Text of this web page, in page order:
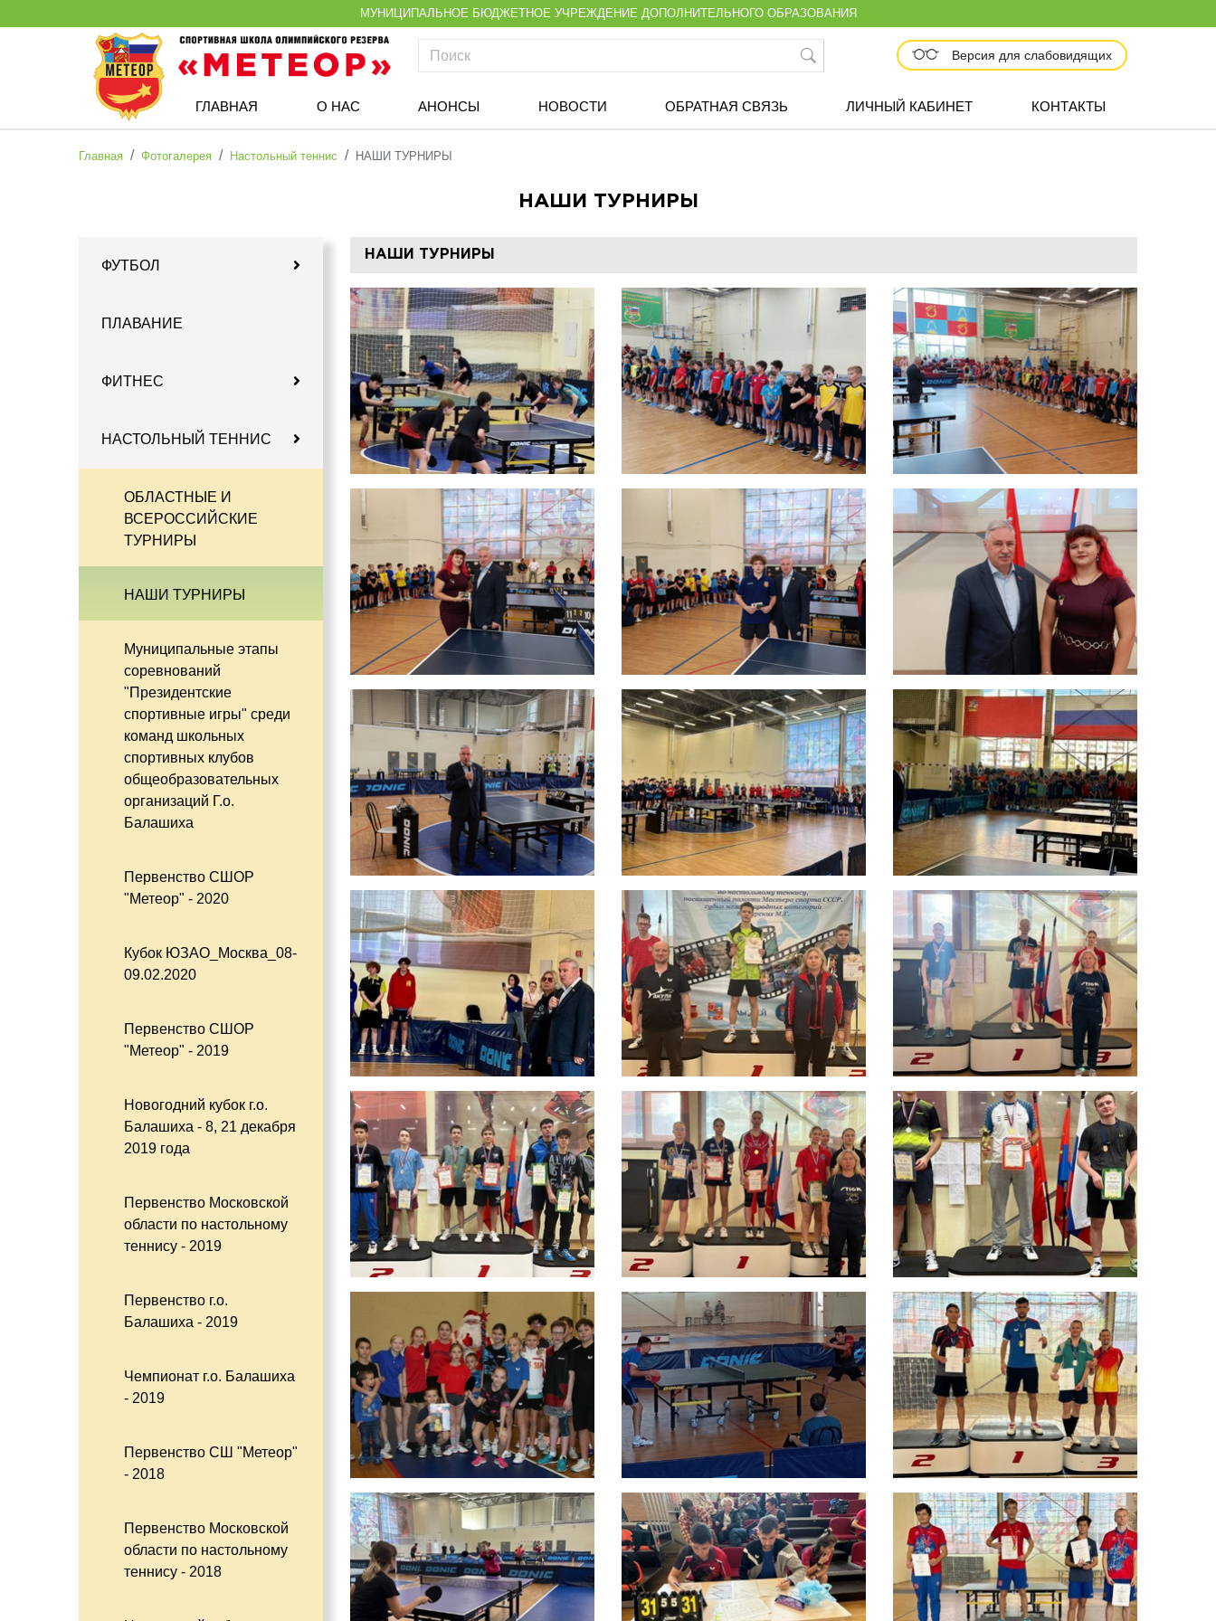
МУНИЦИПАЛЬНОЕ БЮДЖЕТНОЕ УЧРЕЖДЕНИЕ ДОПОЛНИТЕЛЬНОГО ОБРАЗОВАНИЯ
Версия для слабовидящих
ГЛАВНАЯ О НАС АНОНСЫ НОВОСТИ ОБРАТНАЯ СВЯЗЬ ЛИЧНЫЙ КАБИНЕТ КОНТАКТЫ
Главная Фотогалерея Настольный теннис НАШИ ТУРНИРЫ
НАШИ ТУРНИРЫ
ФУТБОЛ
ПЛАВАНИЕ
ФИТНЕС
НАСТОЛЬНЫЙ ТЕННИС
ОБЛАСТНЫЕ И
ВСЕРОССИЙСКИЕ
ТУРНИРЫ
НАШИ ТУРНИРЫ
Муниципальные этапы
соревнований
"Президентские
спортивные игры" среди
команд школьных
спортивных клубов
общеобразовательных
организаций Г.о.
Балашиха
Первенство СШОР
"Метеор" - 2020
Кубок ЮЗАО_Москва_08-
09.02.2020
Первенство СШОР
"Метеор" - 2019
Новогодний кубок г.о.
Балашиха - 8, 21 декабря
2019 года
Первенство Московской
области по настольному
теннису - 2019
Первенство г.о.
Балашиха - 2019
Чемпионат г.о. Балашиха
- 2019
Первенство СШ "Метеор"
- 2018
Первенство Московской
области по настольному
теннису - 2018
НАШИ ТУРНИРЫ